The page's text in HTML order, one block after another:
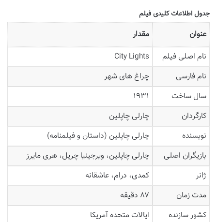
جدول اطلاعات کلیدی فیلم
عنوان
مقدار
نام اصلی فیلم
City Lights
نام فارسی
چراغ های شهر
سال ساخت
۱۹۳۱
کارگردان
چارلی چاپلین
نویسنده
چارلی چاپلین (داستان و فیلمنامه)
بازیگران اصلی
چارلی چاپلین، ویرجینیا چریل، هری مایرز
ژانر
کمدی، درام، عاشقانه
مدت زمان
۸۷ دقیقه
کشور سازنده
ایالات متحده آمریکا